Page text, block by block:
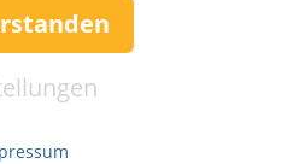
zu mehrfachen Fahrten.
8. Lebensjahr dürfen auf